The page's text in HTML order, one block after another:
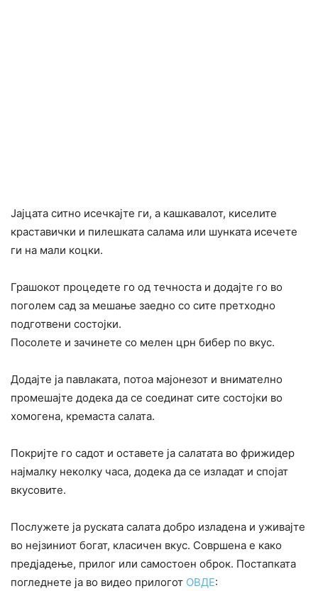
Јајцата ситно исечкајте ги, а кашкавалот, киселите
краставички и пилешката салама или шунката исечете
ги на мали коцки.
Грашокот процедете го од течноста и додајте го во
поголем сад за мешање заедно со сите претходно
подготвени состојки.
Посолете и зачинете со мелен црн бибер по вкус.
Додајте ја павлаката, потоа мајонезот и внимателно
промешајте додека да се соединат сите состојки во
хомогена, кремаста салата.
Покријте го садот и оставете ја салатата во фрижидер
најмалку неколку часа, додека да се изладат и спојат
вкусовите.
Послужете ја руската салата добро изладена и уживајте
во нејзиниот богат, класичен вкус. Совршена е како
предјадење, прилог или самостоен оброк. Постапката
погледнете ја во видео прилогот ОВДЕ: